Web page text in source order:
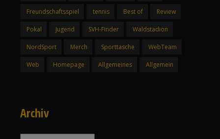
Freundschaftsspiel tennis Best of Review
Pokal Jugend SVH-Finder Waldstadion
NordSport Merch Sporttasche WebTeam
Web Homepage Allgemeines Allgemein
Archiv